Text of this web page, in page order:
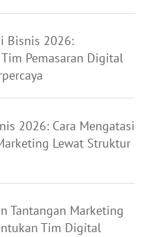
Bisnis 2026:
Pemasaran Digital
2026: Cara Mengatasi
Lewat Struktur
Tantangan Marketing
Tim Digital